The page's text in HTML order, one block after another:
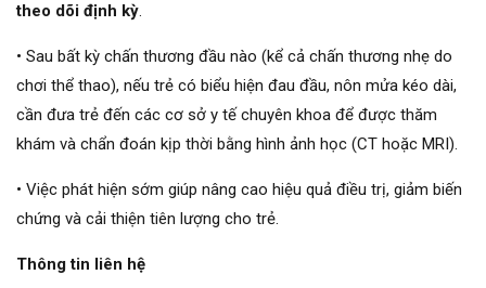
theo dõi định kỳ.
• Sau bất kỳ chấn thương đầu nào (kể cả chấn thương nhẹ do
chơi thể thao), nếu trẻ có biểu hiện đau đầu, nôn mửa kéo dài,
cần đưa trẻ đến các cơ sở y tế chuyên khoa để được thăm
khám và chẩn đoán kịp thời bằng hình ảnh học (CT hoặc MRI).
• Việc phát hiện sớm giúp nâng cao hiệu quả điều trị, giảm biến
chứng và cải thiện tiên lượng cho trẻ.
Thông tin liên hệ